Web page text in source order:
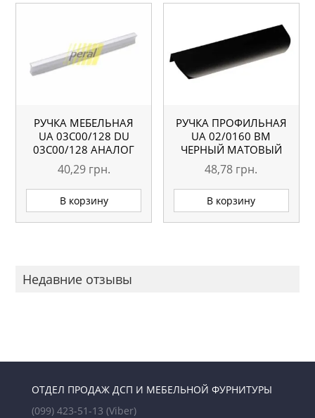
РУЧКА МЕБЕЛЬНАЯ
UA 03С00/128 DU
03С00/128 АНАЛОГ
40,29 грн.
В корзину
РУЧКА ПРОФИЛЬНАЯ
UA 02/0160 BM
ЧЕРНЫЙ МАТОВЫЙ
48,78 грн.
В корзину
Недавние отзывы
ОТДЕЛ ПРОДАЖ ДСП И МЕБЕЛЬНОЙ ФУРНИТУРЫ
(099) 423-51-13 (Viber)